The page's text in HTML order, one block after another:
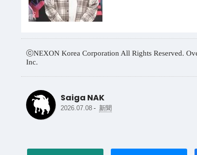
ⓒNEXON Korea Corporation All Rights Reserved.
Inc.
Saiga NAK
2026.07.08- 新聞